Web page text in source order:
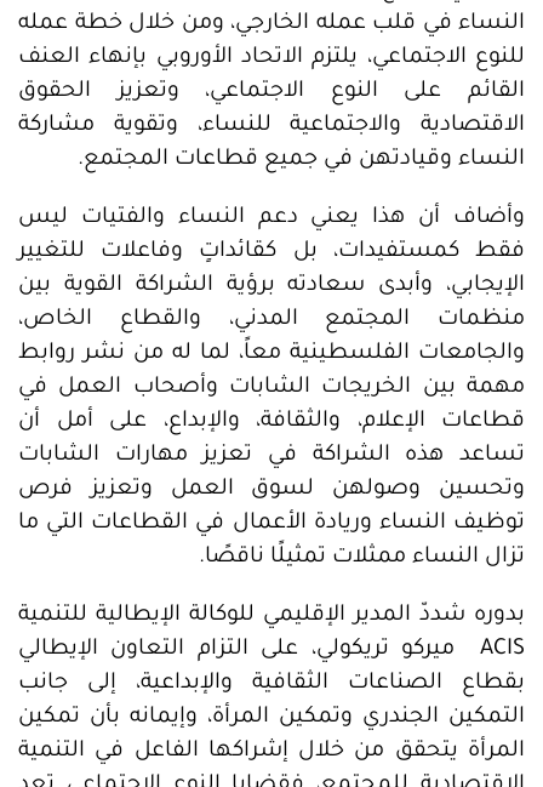
النساء في قلب عمله الخارجي، ومن خلال خطة عمله
للنوع الاجتماعي، يلتزم الاتحاد الأوروبي بإنهاء العنف
القائم على النوع الاجتماعي، وتعزيز الحقوق
الاقتصادية والاجتماعية للنساء، وتقوية مشاركة
النساء وقيادتهن في جميع قطاعات المجتمع.
وأضاف أن هذا يعني دعم النساء والفتيات ليس
فقط كمستفيدات، بل كقائداتٍ وفاعلات للتغيير
الإيجابي، وأبدى سعادته برؤية الشراكة القوية بين
منظمات المجتمع المدني، والقطاع الخاص،
والجامعات الفلسطينية معاً، لما له من نشر روابط
مهمة بين الخريجات الشابات وأصحاب العمل في
قطاعات الإعلام، والثقافة، والإبداع، على أمل أن
تساعد هذه الشراكة في تعزيز مهارات الشابات
وتحسين وصولهن لسوق العمل وتعزيز فرص
توظيف النساء وريادة الأعمال في القطاعات التي ما
تزال النساء ممثلات تمثيلًا ناقصًا.
بدوره شددّ المدير الإقليمي للوكالة الإيطالية للتنمية
ACIS ميركو تريكولي، على التزام التعاون الإيطالي
بقطاع الصناعات الثقافية والإبداعية، إلى جانب
التمكين الجندري وتمكين المرأة، وإيمانه بأن تمكين
المرأة يتحقق من خلال إشراكها الفاعل في التنمية